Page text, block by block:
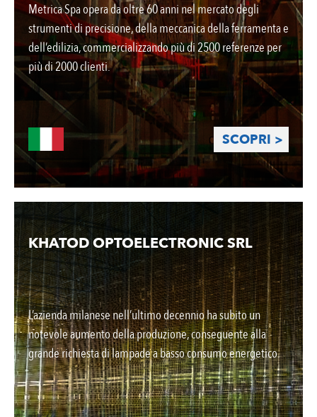
Metrica Spa opera da oltre 60 anni nel mercato degli
strumenti di precisione, della meccanica della ferramenta e
dell’edilizia, commercializzando più di 2500 referenze per
più di 2000 clienti.
SCOPRI >
KHATOD OPTOELECTRONIC SRL
L’azienda milanese nell’ultimo decennio ha subito un
notevole aumento della produzione, conseguente alla
grande richiesta di lampade a basso consumo energetico.